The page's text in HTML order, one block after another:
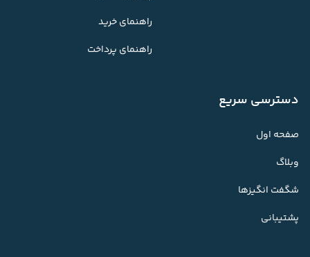
راهنمای خرید
راهنمای پرداخت
دسترسی سریع
صفحه اول
وبلاگ
شگفت انگیزها
پشتیبانی